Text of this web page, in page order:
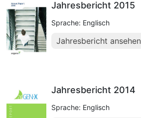
Jahresbericht 2015
Sprache: Englisch
Jahresbericht ansehen
Jahresbericht 2014
Sprache: Englisch